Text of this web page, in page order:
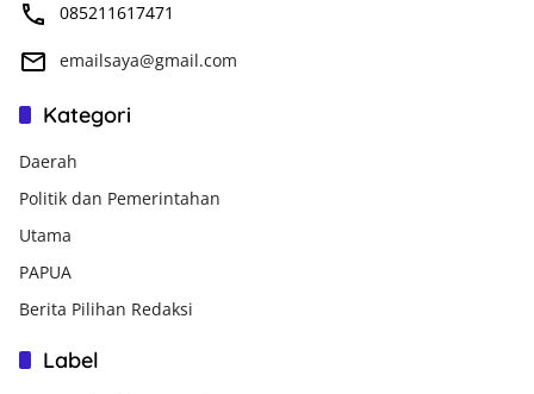
085211617471
emailsaya@gmail.com
Kategori
Daerah
Politik dan Pemerintahan
Utama
PAPUA
Berita Pilihan Redaksi
Label